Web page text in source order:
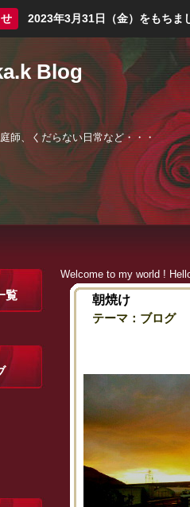
2023年3月31日（金）をもちま
Blog
師、くだらない日常など・・・
Welcome to my world !
朝焼け
テーマ： ブログ
覧